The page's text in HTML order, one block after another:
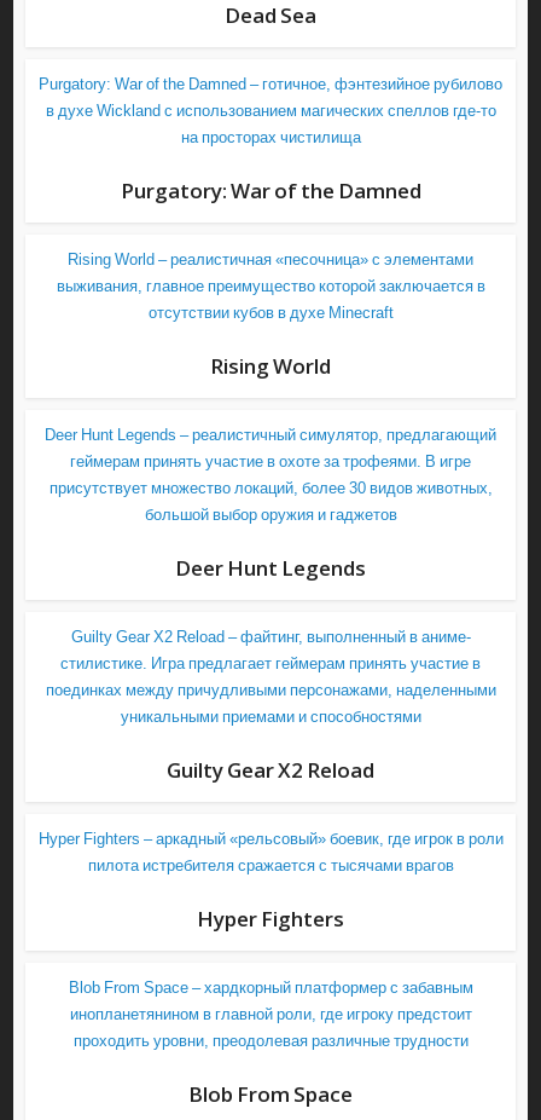
Dead Sea
Purgatory: War of the Damned – готичное, фэнтезийное рубилово
в духе Wickland с использованием магических спеллов где-то
на просторах чистилища
Purgatory: War of the Damned
Rising World – реалистичная «песочница» с элементами
выживания, главное преимущество которой заключается в
отсутствии кубов в духе Minecraft
Rising World
Deer Hunt Legends – реалистичный симулятор, предлагающий
геймерам принять участие в охоте за трофеями. В игре
присутствует множество локаций, более 30 видов животных,
большой выбор оружия и гаджетов
Deer Hunt Legends
Guilty Gear X2 Reload – файтинг, выполненный в аниме-
стилистике. Игра предлагает геймерам принять участие в
поединках между причудливыми персонажами, наделенными
уникальными приемами и способностями
Guilty Gear X2 Reload
Hyper Fighters – аркадный «рельсовый» боевик, где игрок в роли
пилота истребителя сражается с тысячами врагов
Hyper Fighters
Blob From Space – хардкорный платформер с забавным
инопланетянином в главной роли, где игроку предстоит
проходить уровни, преодолевая различные трудности
Blob From Space